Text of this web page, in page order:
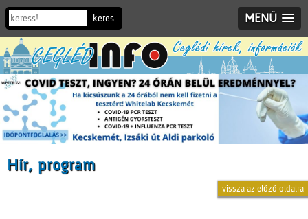
MENÜ
Hír, program
vissza az előző oldalra